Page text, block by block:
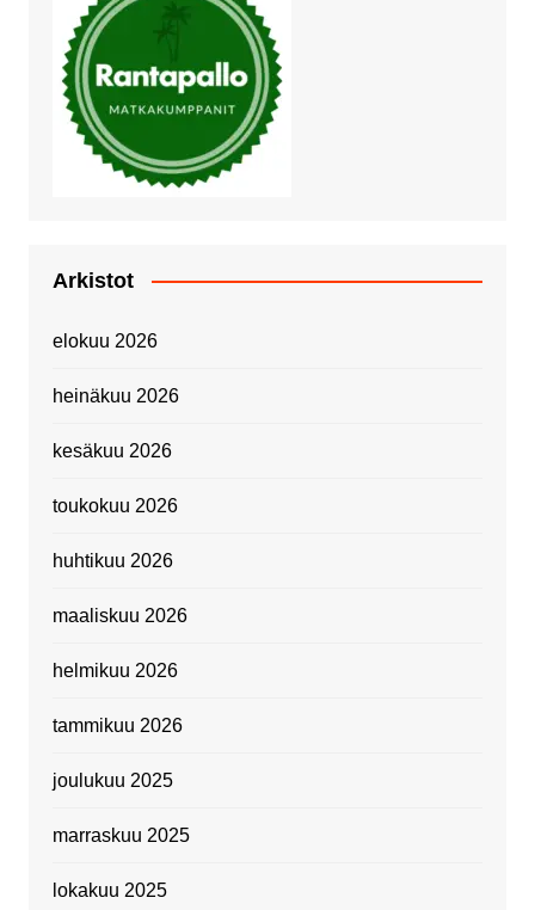
Arkistot
elokuu 2026
heinäkuu 2026
kesäkuu 2026
toukokuu 2026
huhtikuu 2026
maaliskuu 2026
helmikuu 2026
tammikuu 2026
joulukuu 2025
marraskuu 2025
lokakuu 2025